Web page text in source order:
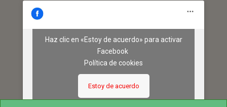
Haz clic en «Estoy de acuerdo» para activar
Facebook
Política de cookies
Estoy de acuerdo